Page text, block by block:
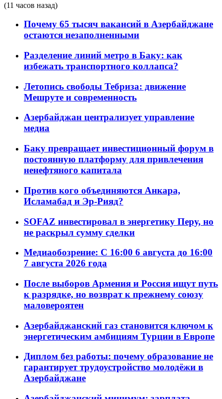
(11 часов назад)
Почему 65 тысяч вакансий в Азербайджане
остаются незаполненными
Разделение линий метро в Баку: как
избежать транспортного коллапса?
Летопись свободы Тебриза: движение
Мешруте и современность
Азербайджан централизует управление
медиа
Баку превращает инвестиционный форум в
постоянную платформу для привлечения
ненефтяного капитала
Против кого объединяются Анкара,
Исламабад и Эр-Рияд?
SOFAZ инвестировал в энергетику Перу, но
не раскрыл сумму сделки
Медиаобозрение: С 16:00 6 августа до 16:00
7 августа 2026 года
После выборов Армения и Россия ищут путь
к разрядке, но возврат к прежнему союзу
маловероятен
Азербайджанский газ становится ключом к
энергетическим амбициям Турции в Европе
Диплом без работы: почему образование не
гарантирует трудоустройство молодёжи в
Азербайджане